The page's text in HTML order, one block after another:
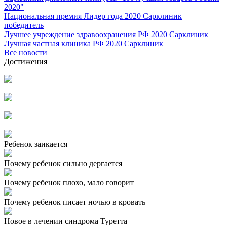
2020"
Национальная премия Лидер года 2020 Сарклиник
победитель
Лучшее учреждение здравоохранения РФ 2020 Сарклиник
Лучшая частная клиника РФ 2020 Сарклиник
Все новости
Достижения
Ребенок заикается
Почему ребенок сильно дергается
Почему ребенок плохо, мало говорит
Почему ребенок писает ночью в кровать
Новое в лечении синдрома Туретта